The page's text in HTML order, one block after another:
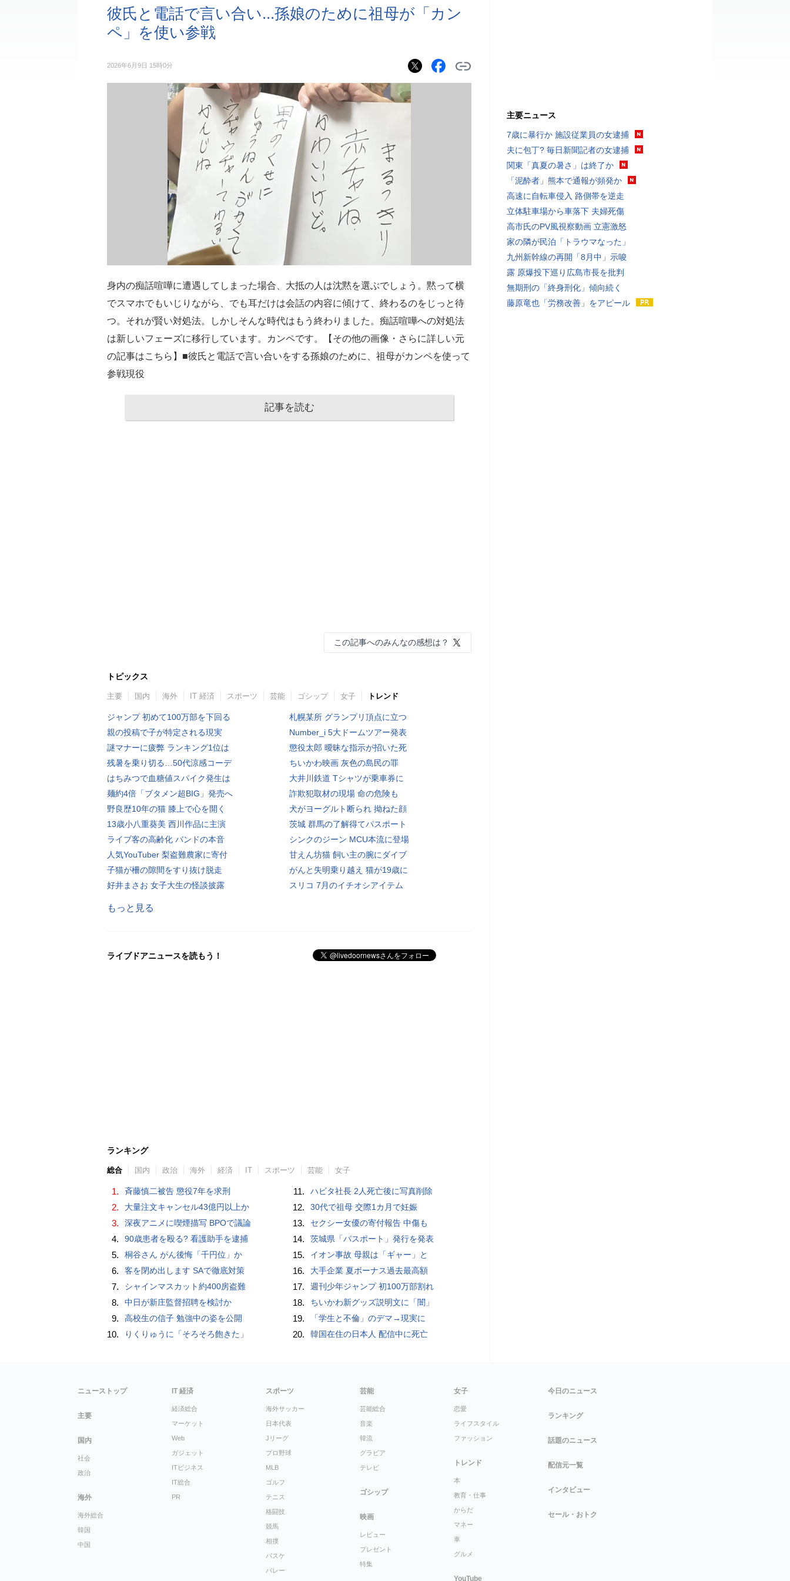
彼氏と電話で言い合い...孫娘のために祖母が「カン
ペ」を使い参戦
2026年6月9日 15時0分
身内の痴話喧嘩に遭遇してしまった場合、大抵の人は沈黙を選ぶでしょう。黙って横
でスマホでもいじりながら、でも耳だけは会話の内容に傾けて、終わるのをじっと待
つ。それが賢い対処法。しかしそんな時代はもう終わりました。痴話喧嘩への対処法
は新しいフェーズに移行しています。カンペです。【その他の画像・さらに詳しい元
の記事はこちら】■彼氏と電話で言い合いをする孫娘のために、祖母がカンペを使って
参戦現役
記事を読む
この記事へのみんなの感想は？
トピックス
主要 国内 海外 IT 経済 スポーツ 芸能 ゴシップ 女子 トレンド
ジャンプ 初めて100万部を下回る
親の投稿で子が特定される現実
謎マナーに疲弊 ランキング1位は
残暑を乗り切る…50代涼感コーデ
はちみつで血糖値スパイク発生は
麺約4倍「ブタメン超BIG」発売へ
野良歴10年の猫 膝上で心を開く
13歳小八重葵美 西川作品に主演
ライブ客の高齢化 バンドの本音
人気YouTuber 梨盗難農家に寄付
子猫が柵の隙間をすり抜け脱走
好井まさお 女子大生の怪談披露
札幌某所 グランプリ頂点に立つ
Number_i 5大ドームツアー発表
懲役太郎 曖昧な指示が招いた死
ちいかわ映画 灰色の島民の罪
大井川鉄道 Tシャツが乗車券に
詐欺犯取材の現場 命の危険も
犬がヨーグルト断られ 拗ねた顔
茨城 群馬の了解得てパスポート
シンクのジーン MCU本流に登場
甘えん坊猫 飼い主の腕にダイブ
がんと失明乗り越え 猫が19歳に
スリコ 7月のイチオシアイテム
もっと見る
ライブドアニュースを読もう！
ランキング
総合 国内 政治 海外 経済 IT スポーツ 芸能 女子
1. 斉藤慎二被告 懲役7年を求刑
2. 大量注文キャンセル43億円以上か
3. 深夜アニメに喫煙描写 BPOで議論
4. 90歳患者を殴る? 看護助手を逮捕
5. 桐谷さん がん後悔「千円位」か
6. 客を閉め出します SAで徹底対策
7. シャインマスカット約400房盗難
8. 中日が新庄監督招聘を検討か
9. 高校生の信子 勉強中の姿を公開
10. りくりゅうに「そろそろ飽きた」
11. ハビタ社長 2人死亡後に写真削除
12. 30代で祖母 交際1カ月で妊娠
13. セクシー女優の寄付報告 中傷も
14. 茨城県「パスポート」発行を発表
15. イオン事故 母親は「ギャー」と
16. 大手企業 夏ボーナス過去最高額
17. 週刊少年ジャンプ 初100万部割れ
18. ちいかわ新グッズ説明文に「闇」
19. 「学生と不倫」のデマ→現実に
20. 韓国在住の日本人 配信中に死亡
主要ニュース
7歳に暴行か 施設従業員の女逮捕
夫に包丁? 毎日新聞記者の女逮捕
関東「真夏の暑さ」は終了か
「泥酔者」熊本で通報が頻発か
高速に自転車侵入 路側帯を逆走
立体駐車場から車落下 夫婦死傷
高市氏のPV風視察動画 立憲激怒
家の隣が民泊「トラウマなった」
九州新幹線の再開「8月中」示唆
露 原爆投下巡り広島市長を批判
無期刑の「終身刑化」傾向続く
藤原竜也「労務改善」をアピール
ニューストップ
主要
国内
社会
政治
海外
海外総合
韓国
中国
IT 経済
経済総合
マーケット
Web
ガジェット
ITビジネス
IT総合
PR
スポーツ
海外サッカー
日本代表
Jリーグ
プロ野球
MLB
ゴルフ
テニス
格闘技
競馬
相撲
バスケ
バレー
芸能
芸能総合
音楽
韓流
グラビア
テレビ
ゴシップ
映画
レビュー
プレゼント
特集
女子
恋愛
ライフスタイル
ファッション
トレンド
本
教育・仕事
からだ
マネー
車
グルメ
YouTube
今日のニュース
ランキング
話題のニュース
配信元一覧
インタビュー
セール・おトク